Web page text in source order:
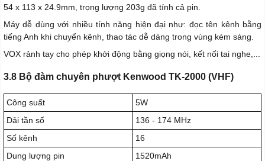
54 x 113 x 24.9mm, trọng lượng 203g đã tính cả pin.
Máy dễ dùng với nhiều tính năng hiện đại như: đọc tên kênh bằng
tiếng Anh khi chuyển kênh, thao tác dễ dàng trong vùng kém sáng.
VOX rảnh tay cho phép khởi động bằng giọng nói, kết nối tai nghe,...
3.8 Bộ đàm chuyên phượt Kenwood TK-2000 (VHF)
Công suất
5W
Dải tần số
136 - 174 MHz
Số kênh
16
Dung lượng pin
1520mAh